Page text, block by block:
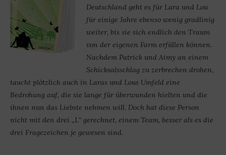
Deutschland geht es für Lara und Lou
für einige Jahre ebenso wenig gradlinig
weiter, bis sie sich endlich den Traum
von der eigenen Farm erfüllen können.
Nachdem Patrick und Aimy an einem
Schicksalsschlag zu zerbrechen drohen,
taucht plötzlich auch in Laras und Lous Umfeld eine
Bedrohung auf, die sie lange für überwunden hielten und die
ihnen nun das Liebste nehmen will. Doch hat diese Person
nicht mit den drei „L“ gerechnet, einem Team, besser als es die
drei Fragezeichen je gewesen sind.